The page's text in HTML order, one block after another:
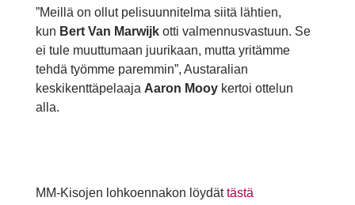
”Meillä on ollut pelisuunnitelma siitä lähtien,
kun Bert Van Marwijk otti valmennusvastuun. Se
ei tule muuttumaan juurikaan, mutta yritämme
tehdä työmme paremmin”, Austaralian
keskikenttäpelaaja Aaron Mooy kertoi ottelun
alla.
MM-Kisojen lohkoennakon löydättästä